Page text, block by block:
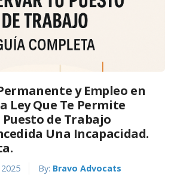
y Empleo en
Ley Que Te Permite
de Trabajo
Una Incapacidad.
By: Bravo Advocats